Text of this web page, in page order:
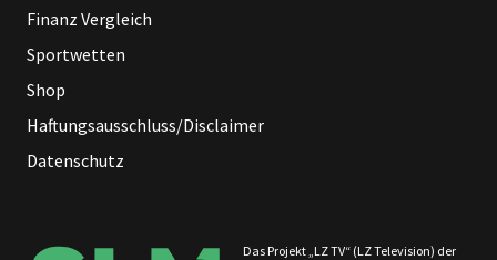
Finanz Vergleich
Sportwetten
Shop
Haftungsausschluss/Disclaimer
Datenschutz
Das Projekt „LZ TV“ (LZ Television) der